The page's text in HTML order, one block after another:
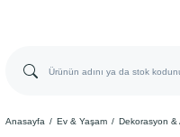
Anasayfa Ev & Yaşam Dekorasyon &